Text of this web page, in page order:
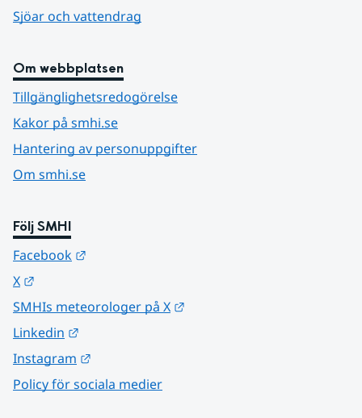
Sjöar och vattendrag
Om webbplatsen
Tillgänglighetsredogörelse
Kakor på smhi.se
Hantering av personuppgifter
Om smhi.se
Följ SMHI
Facebook
X
SMHIs meteorologer på X
Linkedin
Instagram
Policy för sociala medier